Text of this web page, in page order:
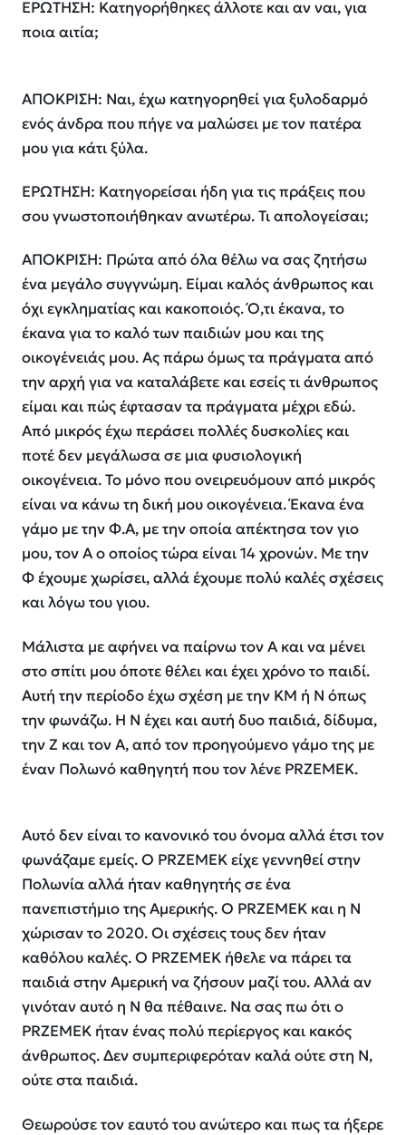
ΕΡΩΤΗΣΗ: Κατηγορήθηκες άλλοτε και αν ναι, για
ποια αιτία;
ΑΠΟΚΡΙΣΗ: Ναι, έχω κατηγορηθεί για ξυλοδαρμό
ενός άνδρα που πήγε να μαλώσει με τον πατέρα
μου για κάτι ξύλα.
ΕΡΩΤΗΣΗ: Κατηγορείσαι ήδη για τις πράξεις που
σου γνωστοποιήθηκαν ανωτέρω. Τι απολογείσαι;
ΑΠΟΚΡΙΣΗ: Πρώτα από όλα θέλω να σας ζητήσω
ένα μεγάλο συγγνώμη. Είμαι καλός άνθρωπος και
όχι εγκληματίας και κακοποιός. Ό,τι έκανα, το
έκανα για το καλό των παιδιών μου και της
οικογένειάς μου. Ας πάρω όμως τα πράγματα από
την αρχή για να καταλάβετε και εσείς τι άνθρωπος
είμαι και πώς έφτασαν τα πράγματα μέχρι εδώ.
Από μικρός έχω περάσει πολλές δυσκολίες και
ποτέ δεν μεγάλωσα σε μια φυσιολογική
οικογένεια. Το μόνο που ονειρευόμουν από μικρός
είναι να κάνω τη δική μου οικογένεια. Έκανα ένα
γάμο με την Φ.Α, με την οποία απέκτησα τον γιο
μου, τον Α ο οποίος τώρα είναι 14 χρονών. Με την
Φ έχουμε χωρίσει, αλλά έχουμε πολύ καλές σχέσεις
και λόγω του γιου.
Μάλιστα με αφήνει να παίρνω τον Α και να μένει
στο σπίτι μου όποτε θέλει και έχει χρόνο το παιδί.
Αυτή την περίοδο έχω σχέση με την ΚΜ ή Ν όπως
την φωνάζω. Η Ν έχει και αυτή δυο παιδιά, δίδυμα,
την Z και τον A, από τον προηγούμενο γάμο της με
έναν Πολωνό καθηγητή που τον λένε PRZEMEK.
Αυτό δεν είναι το κανονικό του όνομα αλλά έτσι τον
φωνάζαμε εμείς. Ο PRZEMEK είχε γεννηθεί στην
Πολωνία αλλά ήταν καθηγητής σε ένα
πανεπιστήμιο της Αμερικής. Ο PRZEMEK και η Ν
χώρισαν το 2020. Οι σχέσεις τους δεν ήταν
καθόλου καλές. Ο PRZEMEK ήθελε να πάρει τα
παιδιά στην Αμερική να ζήσουν μαζί του. Αλλά αν
γινόταν αυτό η Ν θα πέθαινε. Να σας πω ότι ο
PRZEMEK ήταν ένας πολύ περίεργος και κακός
άνθρωπος. Δεν συμπεριφερόταν καλά ούτε στη Ν,
ούτε στα παιδιά.
Θεωρούσε τον εαυτό του ανώτερο και πως τα ήξερε